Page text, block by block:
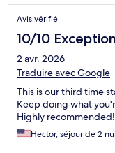
Avis vérifié
10/10
2 avr. 2026
Traduire avec Google
This is our third time
Keep doing what
Highly
Hector, séjour de 2